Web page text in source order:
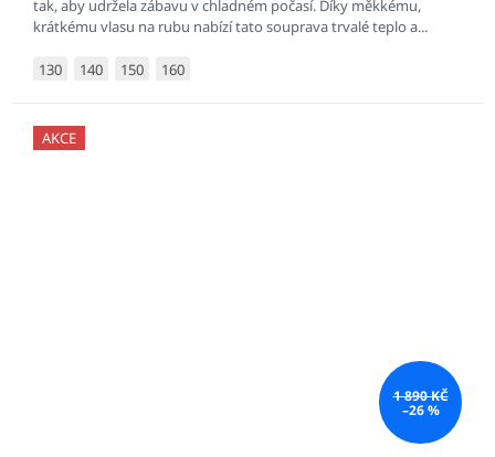
tak, aby udržela zábavu v chladném počasí. Díky měkkému,
krátkému vlasu na rubu nabízí tato souprava trvalé teplo a...
130 140 150 160
AKCE
1 890 KČ
–26 %